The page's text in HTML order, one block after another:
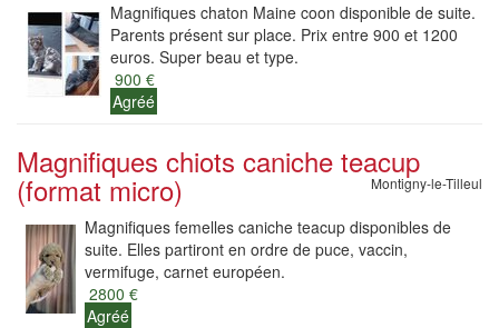
Magnifiques chaton Maine coon disponible de suite.
Parents présent sur place. Prix entre 900 et 1200
euros. Super beau et type.
900 €
Agréé
Magnifiques chiots caniche teacup
(format micro) Montigny-le-Tilleul
Magnifiques femelles caniche teacup disponibles de
suite. Elles partiront en ordre de puce, vaccin,
vermifuge, carnet européen.
2800 €
Agréé